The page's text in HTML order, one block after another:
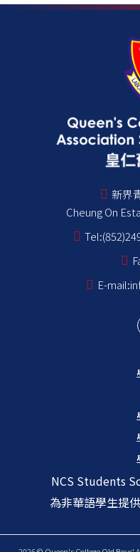
新界
Cheung On
Tel:
E-mail:
NCS Students
為非華語學生提